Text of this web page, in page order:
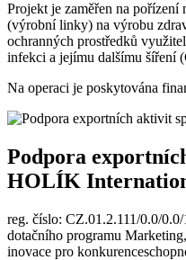
Projekt je zaměřen na
(výrobní linky) na výrobu
ochranných prostředků
infekci a jejímu dalšímu šíření
Na operaci je poskytována
Podpora
HOLÍK
reg. číslo: CZ.01.2.111/0.0/
dotačního programu
inovace pro